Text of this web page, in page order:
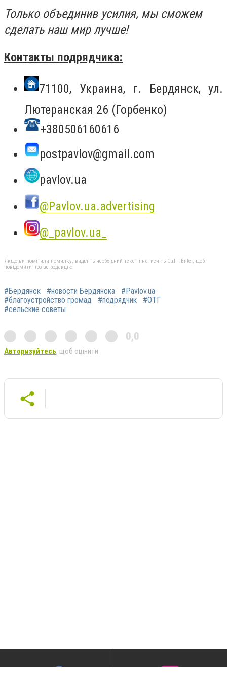
Только объединив усилия, мы сможем
сделать наш мир лучше!
Контакты подрядчика:
71100, Украина, г. Бердянск, ул.
Лютеранская 26 (Горбенко)
+380506160616
postpavlov@gmail.com
pavlov.ua
@Pavlov.ua.advertising
@_pavlov.ua_
Якщо ви помітили помилку, виділіть необхідний текст і натисніть Ctrl + Enter, щоб
повідомити про це редакцію
#Бердянск #новости Бердянска
#Pavlov.ua
#благоустройство громад
#подрядчик
#ОТГ
#сельские советы
0,0
Авторизуйтесь, щоб оцінити